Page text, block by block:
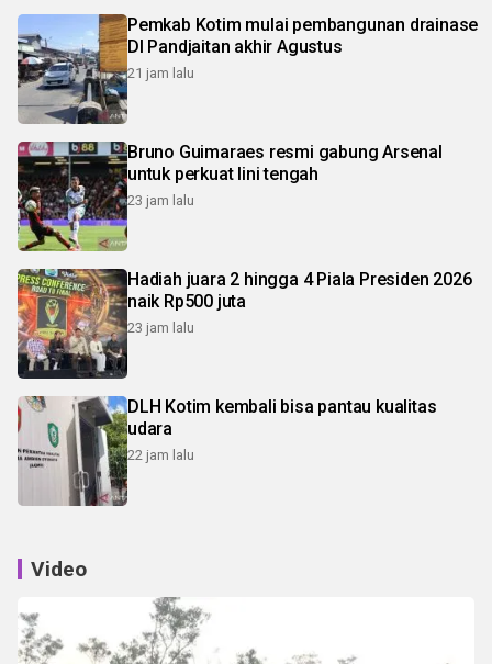
Pemkab Kotim mulai pembangunan drainase
DI Pandjaitan akhir Agustus
21 jam lalu
Bruno Guimaraes resmi gabung Arsenal
untuk perkuat lini tengah
23 jam lalu
Hadiah juara 2 hingga 4 Piala Presiden 2026
naik Rp500 juta
23 jam lalu
DLH Kotim kembali bisa pantau kualitas
udara
22 jam lalu
Video